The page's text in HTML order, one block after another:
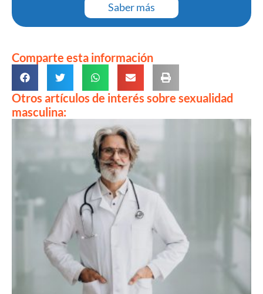
Saber más
Comparte esta información
Otros artículos de interés sobre sexualidad
masculina: